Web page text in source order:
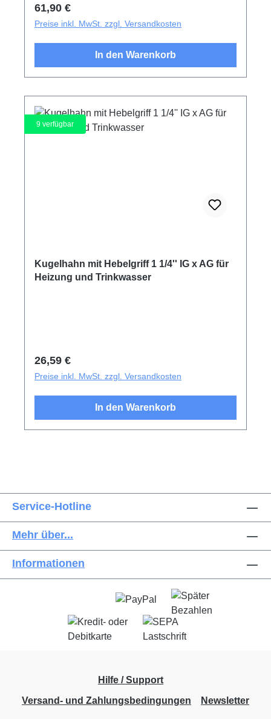
Regulärer Preis:
61,90 €
Preise inkl. MwSt. zzgl. Versandkosten
In den Warenkorb
9 verfügbar
Kugelhahn mit Hebelgriff 1 1/4'' IG x AG für
Heizung und Trinkwasser
Regulärer Preis:
26,59 €
Preise inkl. MwSt. zzgl. Versandkosten
In den Warenkorb
Service-Hotline
Mehr über...
Informationen
Hilfe / Support
Versand- und Zahlungsbedingungen
Newsletter